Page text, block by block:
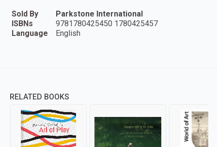
Sold By
Parkstone International
ISBNs
9781780425450 1780425457
Language
English
RELATED BOOKS